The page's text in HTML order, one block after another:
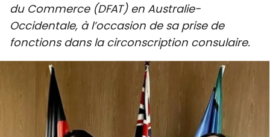
ENVIRONNEMENT
SPORT
FRANCOPHONIE
PAYS NATAL
INTERNATIONAL
du Commerce (DFAT) en Australie-
Occidentale, à l’occasion de sa prise de
fonctions dans la circonscription consulaire.